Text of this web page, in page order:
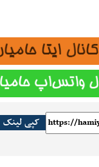
کپی لینک